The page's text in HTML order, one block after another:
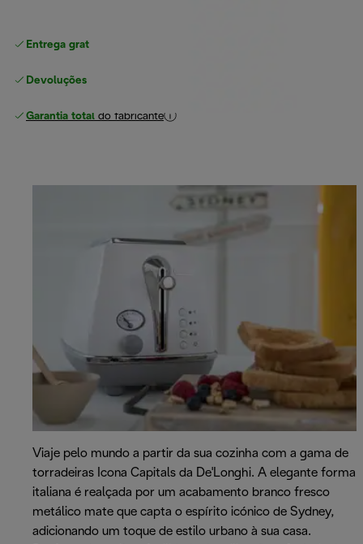
Entrega gratuita padrão
Devoluções gratuitas
Garantia total do fabricante
Viaje pelo mundo a partir da sua cozinha com a gama de
torradeiras Icona Capitals da De'Longhi. A elegante forma
italiana é realçada por um acabamento branco fresco
metálico mate que capta o espírito icónico de Sydney,
adicionando um toque de estilo urbano à sua casa.